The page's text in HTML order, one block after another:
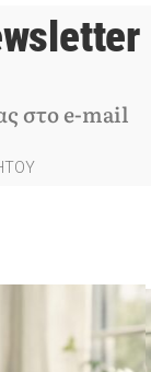
στο e-mail